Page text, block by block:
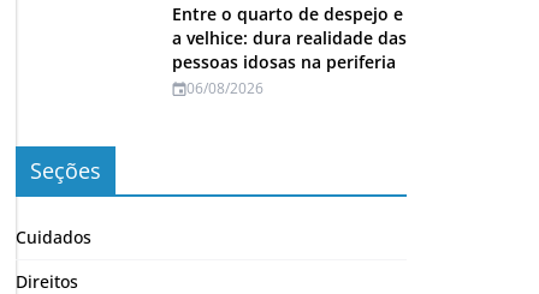
Entre o quarto de despejo e
a velhice: dura realidade das
pessoas idosas na periferia
06/08/2026
Seções
Cuidados
Direitos